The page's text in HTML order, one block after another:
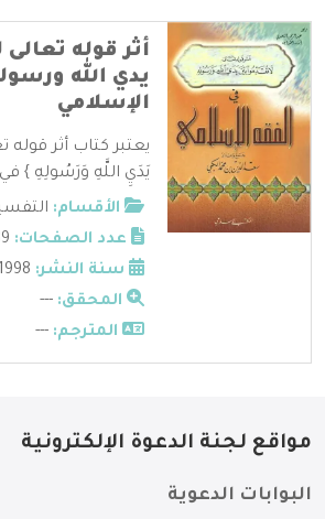
أثر قوله تعالى
يدي الله
الإسلامي
يعتبر كتاب أثر قوله
يَدَيِ اللَّهِ وَرَسُولِهِ }
الأقسام:
عدد الصفحات:
سنة النشر:
المحقق: ---
المترجم: ---
مواقع لجنة الدعوة الإلكترونية
البوابات الدعوية